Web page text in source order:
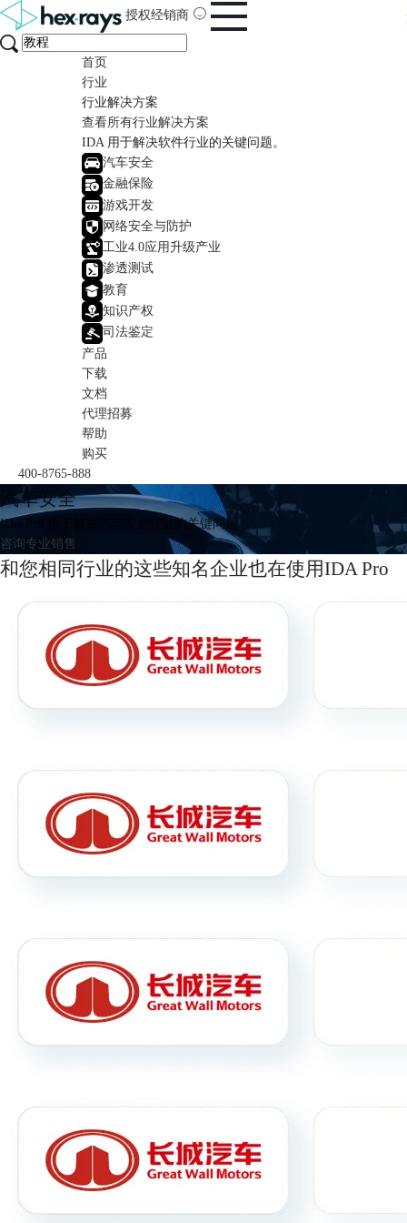
授权经销商
首页
行业
行业解决方案
查看所有行业解决方案
IDA 用于解决软件行业的关键问题。
汽车安全
金融保险
游戏开发
网络安全与防护
工业4.0应用升级产业
渗透测试
教育
知识产权
司法鉴定
产品
下载
文档
代理招募
帮助
购买
400-8765-888
汽车安全
IDA Pro 用于解决汽车安全行业的关键问题
咨询专业销售
和您相同行业的这些知名企业也在使用IDA Pro